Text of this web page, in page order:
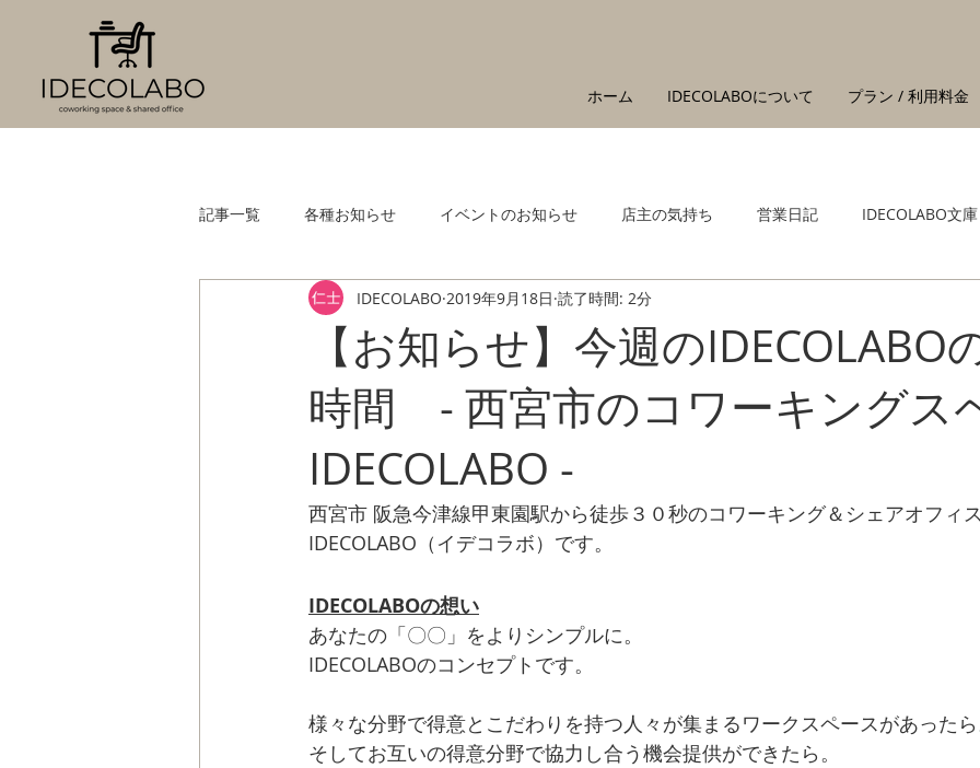
ホーム IDECOLABOについて プラン / 利用料金
記事一覧 各種お知らせ イベントのお知らせ 店主の気持ち 営業日記 IDECOLABO文庫
【お知らせ】今週のIDECOLABO
時間 - 西宮市のコワーキングス
IDECOLABO -
IDECOLABO 2019年9月18日 読了時間: 2分
西宮市 阪急今津線甲東園駅から徒歩３０秒のコワーキング＆シェアオフィ
IDECOLABO（イデコラボ）です。
IDECOLABOの想い
あなたの「〇〇」をよりシンプルに。
IDECOLABOのコンセプトです。
様々な分野で得意とこだわりを持つ人々が集まるワークスペースがあった
そしてお互いの得意分野で協力し合う機会提供ができたら。